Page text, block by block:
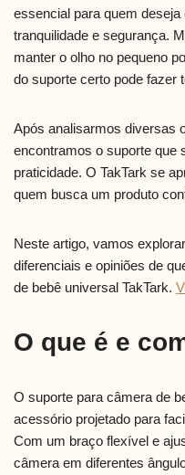
essencial para quem
tranquilidade e segurança.
manter o olho no pequeno
do suporte certo pode fazer
Após analisarmos diversas
encontramos o suporte que
praticidade. O TakTark se
quem busca um produto
Neste artigo, vamos
diferenciais e opiniões de
de bebê universal TakTark.
O que é e
O suporte para câmera de
acessório projetado para
Com um braço flexível e
câmera em diferentes